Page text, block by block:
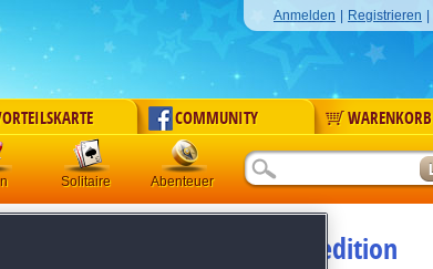
Anmelden Registrieren
COMMUNITY WARENKORB
Solitaire Abenteuer
Look and Find 4 Sammleredition